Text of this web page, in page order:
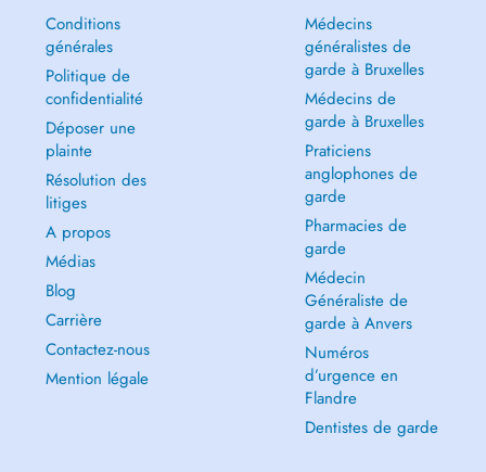
Conditions
générales
Politique de
confidentialité
Déposer une
plainte
Résolution des
litiges
A propos
Médias
Blog
Carrière
Contactez-nous
Mention légale
Médecins
généralistes de
garde à Bruxelles
Médecins de
garde à Bruxelles
Praticiens
anglophones de
garde
Pharmacies de
garde
Médecin
Généraliste de
garde à Anvers
Numéros
d’urgence en
Flandre
Dentistes de garde